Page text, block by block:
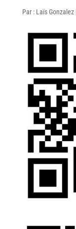
Par : Laïs Gonzalez